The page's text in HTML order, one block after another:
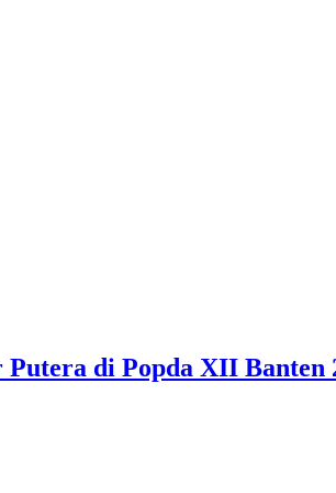
di Popda XII Banten